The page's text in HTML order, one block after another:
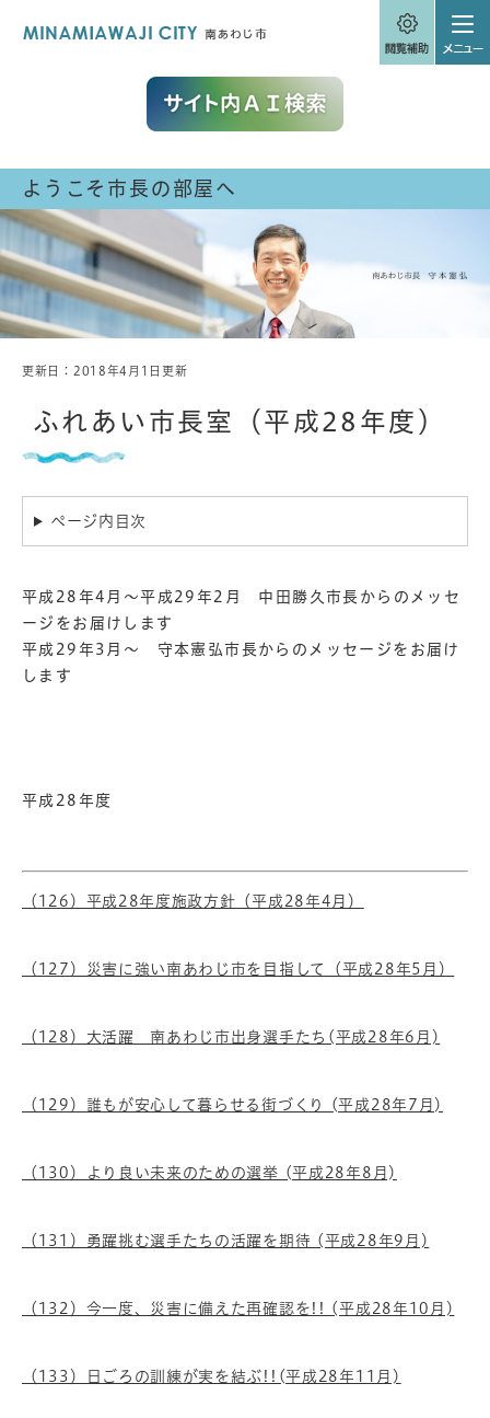
ようこそ市長の部屋へ
本
更新日：2018年4月1日更新
ふれあい市長室（平成28年度）
ページ内目次
平成28年4月～平成29年2月 中田勝久市長からのメッセ
ージをお届けします
平成29年3月～ 守本憲弘市長からのメッセージをお届け
します
平成28年度
（126）平成28年度施政方針（平成28年4月）
（127）災害に強い南あわじ市を目指して（平成28年5月）
（128）大活躍 南あわじ市出身選手たち(平成28年6月)
（129）誰もが安心して暮らせる街づくり (平成28年7月)
（130）より良い未来のための選挙 (平成28年8月)
（131）勇躍挑む選手たちの活躍を期待 (平成28年9月)
（132）今一度、災害に備えた再確認を!! (平成28年10月)
（133）日ごろの訓練が実を結ぶ!!(平成28年11月)